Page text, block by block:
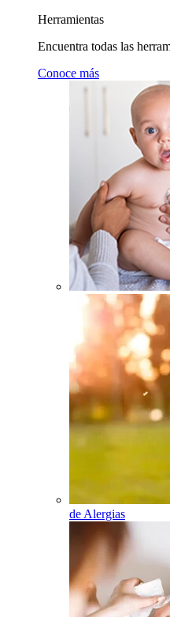
Herramientas
Encuentra todas las
Conoce más
de Alergias